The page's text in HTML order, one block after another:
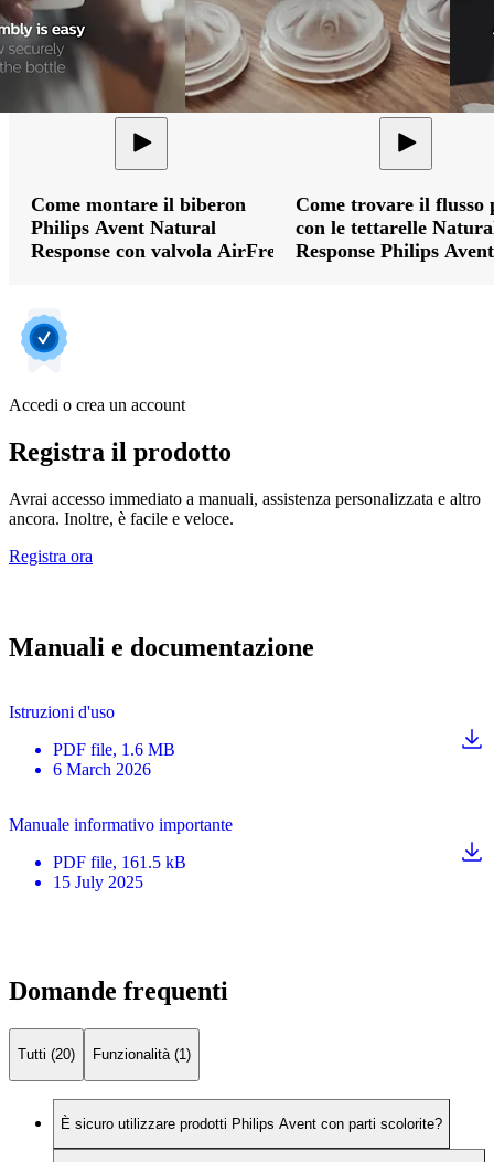
Come montare il biberon
Philips Avent Natural
Response con valvola AirFree
Come trovare il flusso
con le tettarelle
Response Philips Avent
Accedi o crea un account
Registra il prodotto
Avrai accesso immediato a manuali, assistenza personalizzata e altro
ancora. Inoltre, è facile e veloce.
Registra ora
Manuali e documentazione
Istruzioni d'uso
PDF file, 1.6 MB
6 March 2026
Manuale informativo importante
PDF file, 161.5 kB
15 July 2025
Domande frequenti
Tutti (20) Funzionalità (1)
È sicuro utilizzare prodotti Philips Avent con parti scolorite?